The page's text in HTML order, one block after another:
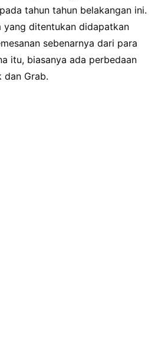
tahun tahun belakangan ini.
yang ditentukan didapatkan
sebenarnya dari para
itu, biasanya ada perbedaan
dan Grab.